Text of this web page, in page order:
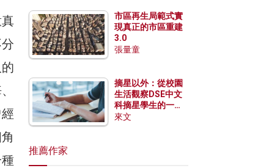
市區再生局範式實
現真正的市區重建
3.0
張量童
摘星以外：從校園
生活觀察DSE中文
科摘星學生的一點
特質
來文
推薦作家